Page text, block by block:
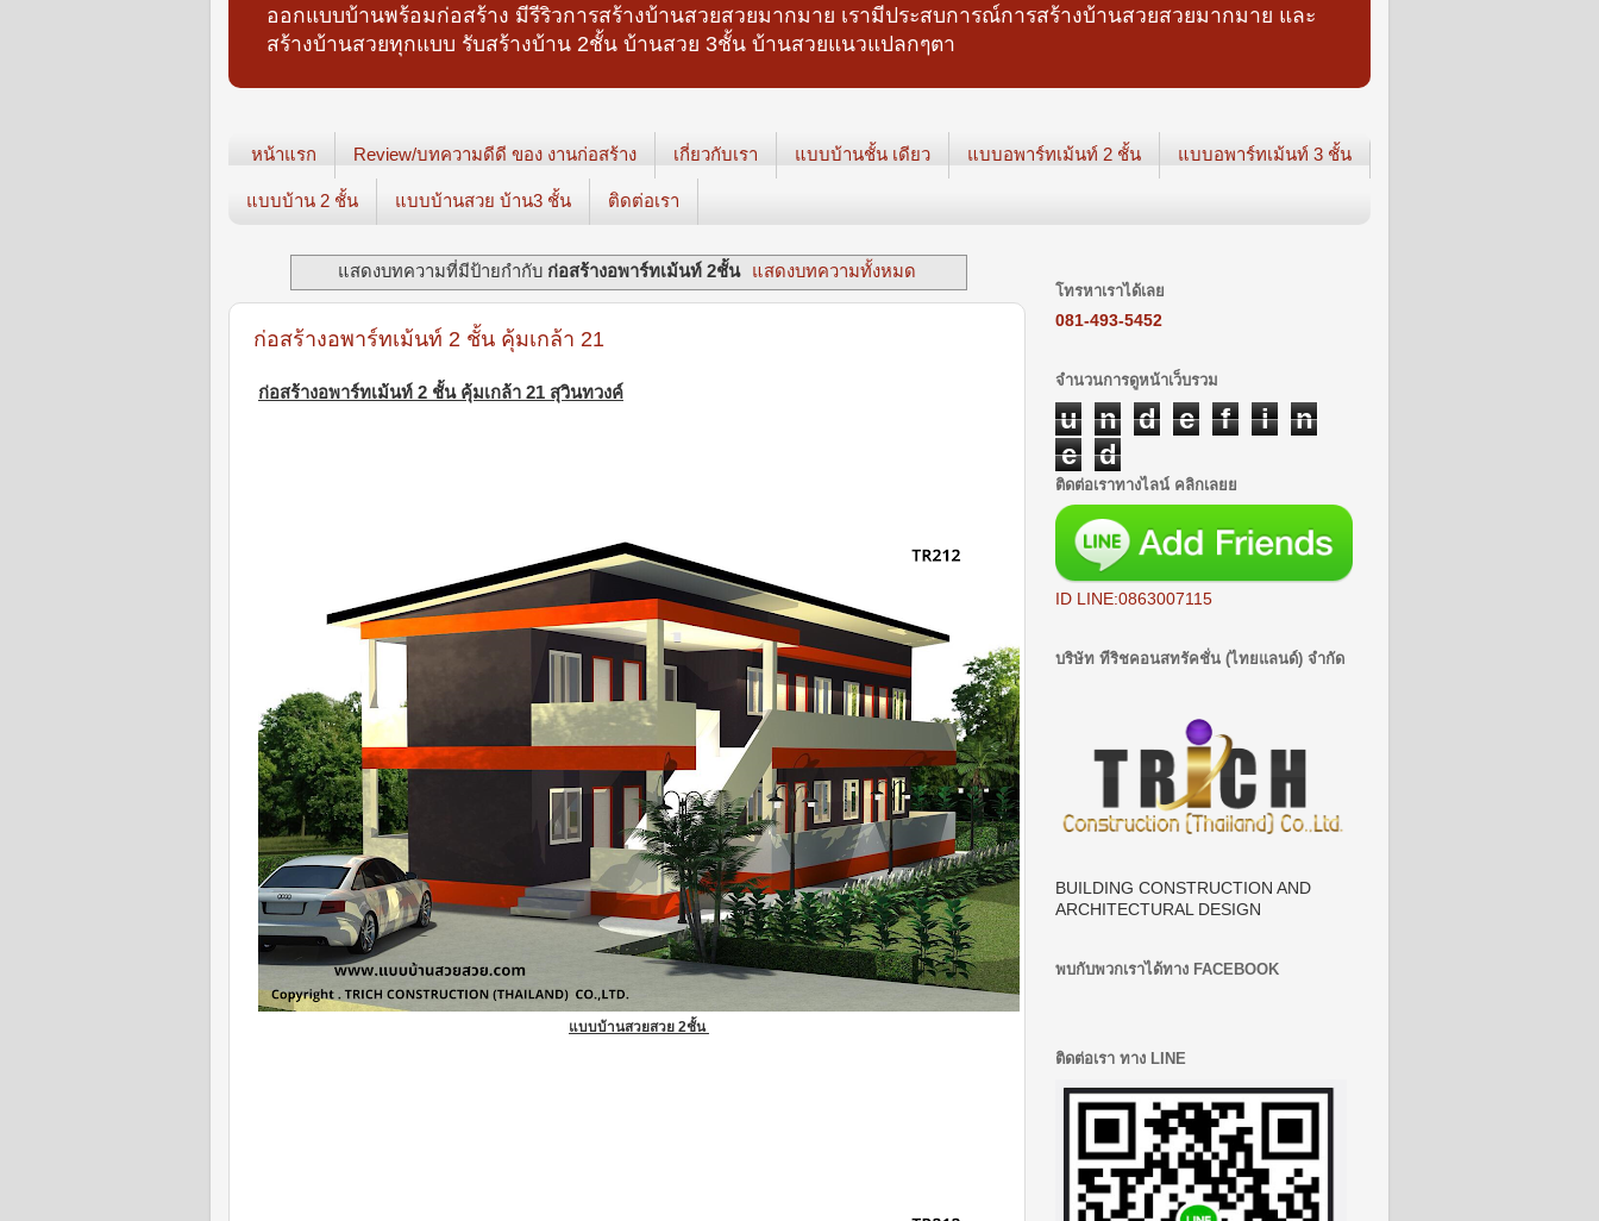
ออกแบบบ้านพร้อมก่อสร้าง มีรีริวการสร้างบ้านสวยสวยมากมาย เรามีประสบการณ์การสร้างบ้านสวยสวยมากมาย และ
สร้างบ้านสวยทุกแบบ รับสร้างบ้าน 2ชั้น บ้านสวย 3ชั้น บ้านสวยแนวแปลกๆตา
หน้าแรก Review/บทความดีดี ของ งานก่อสร้าง เกี่ยวกับเรา แบบบ้านชั้น เดียว แบบอพาร์ทเม้นท์ 2 ชั้น แบบอพาร์ทเม้นท์ 3 ชั้น
แบบบ้าน 2 ชั้น แบบบ้านสวย บ้าน3 ชั้น ติดต่อเรา
แสดงบทความที่มีป้ายกำกับ ก่อสร้างอพาร์ทเม้นท์ 2ชั้น แสดงบทความทั้งหมด
ก่อสร้างอพาร์ทเม้นท์ 2 ชั้น คุ้มเกล้า 21
ก่อสร้างอพาร์ทเม้นท์ 2 ชั้น คุ้มเกล้า 21 สุวินทวงค์
แบบบ้านสวยสวย 2ชั้น
โทรหาเราได้เลย
081-493-5452
จำนวนการดูหน้าเว็บรวม
u n d e f i
n
e
d
ติดต่อเราทางไลน์ คลิกเลยย
ID LINE:0863007115
บริษัท ทีริชคอนสทรัคชั่น (ไทยแลนด์) จำกัด
BUILDING CONSTRUCTION AND
ARCHITECTURAL DESIGN
พบกับพวกเราได้ทาง FACEBOOK
ติดต่อเรา ทาง LINE